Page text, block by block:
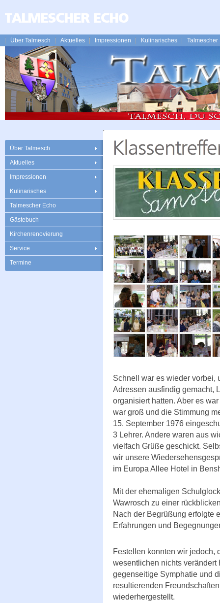
Über Talmesch Aktuelles Impressionen Kulinarisches Talmescher
Über Talmesch
Aktuelles
Impressionen
Kulinarisches
Talmescher Echo
Gästebuch
Kirchenrenovierung
Service
Termine
Schnell war es wieder vorbei,
Adressen ausfindig gemacht,
organisiert hatten. Aber es
war groß und die Stimmung
15. September 1976
3 Lehrer. Andere waren aus
vielfach Grüße geschickt.
wir unsere
im Europa Allee Hotel in
Mit der ehemaligen
Wawrosch zu einer
Nach der Begrüßung erfolgte
Erfahrungen und
Festellen konnten wir jedoch,
wesentlichen nichts verändert
gegenseitige Symphatie und
resultierenden
wiederhergestellt.